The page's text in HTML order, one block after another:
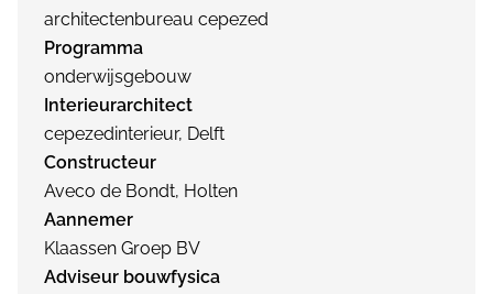
architectenbureau cepezed
Programma
onderwijsgebouw
Interieurarchitect
cepezedinterieur, Delft
Constructeur
Aveco de Bondt, Holten
Aannemer
Klaassen Groep BV
Adviseur bouwfysica